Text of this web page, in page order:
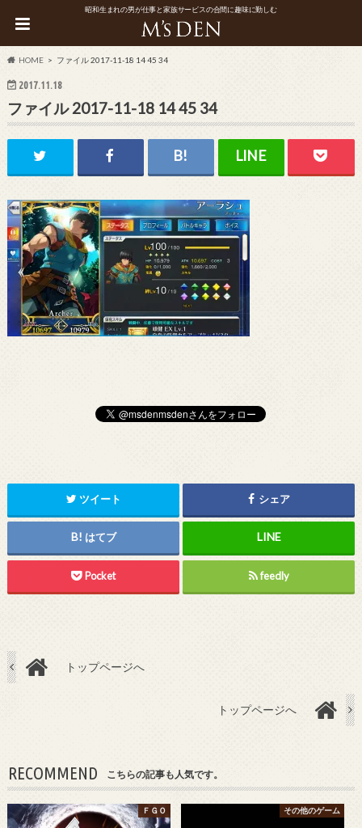
昭和生まれの男が仕事と家族サービスの合間に趣味に勤しむ
HOME ファイル 2017-11-18 14 45 34
2017.11.18
ファイル 2017-11-18 14 45 34
ツイート シェア
はてブ
Pocket feedly
トップページへ
トップページへ
RECOMMEND こちらの記事も人気です。
ＦＧＯ その他のゲーム